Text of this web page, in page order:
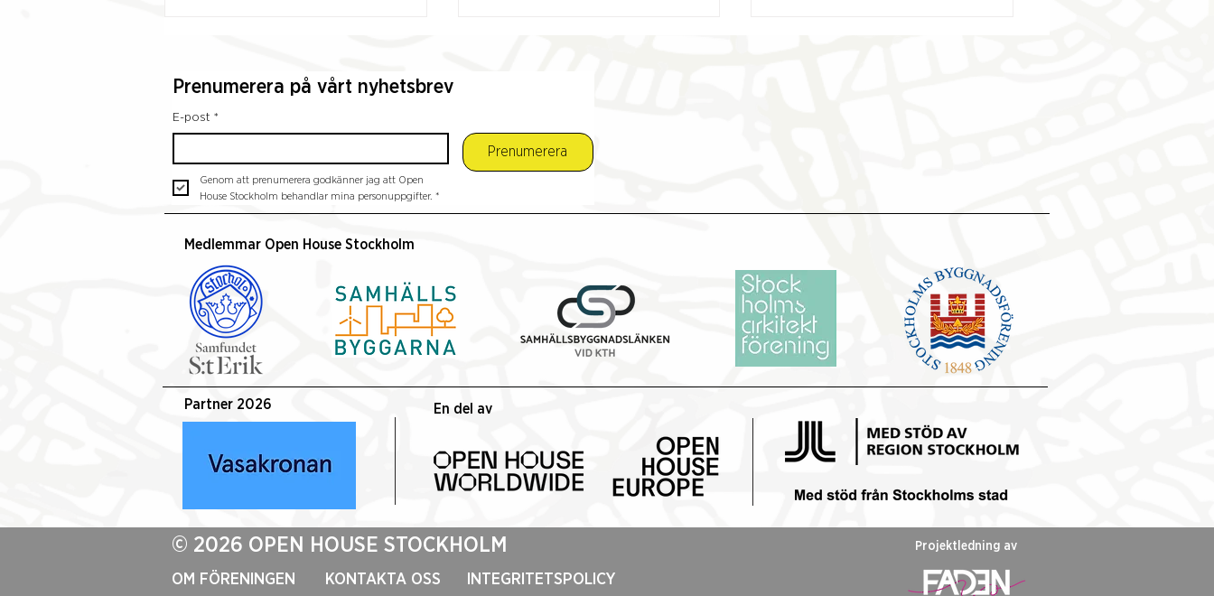
Samfundet S:t Erik ny
medlem i Open House
Almhöjden – en cykeltur
studiebesök i omvandlade
Prenumerera på vårt nyhetsbrev
E-post *
Prenumerera
Genom att prenumerera godkänner jag att Open
House Stockholm behandlar mina personuppgifter. *
Medlemmar Open House Stockholm
Partner 2026 En del av
© 2026 OPEN HOUSE STOCKHOLM
OM FÖRENINGEN KONTAKTA OSS INTEGRITETSPOLICY
Projektledning av